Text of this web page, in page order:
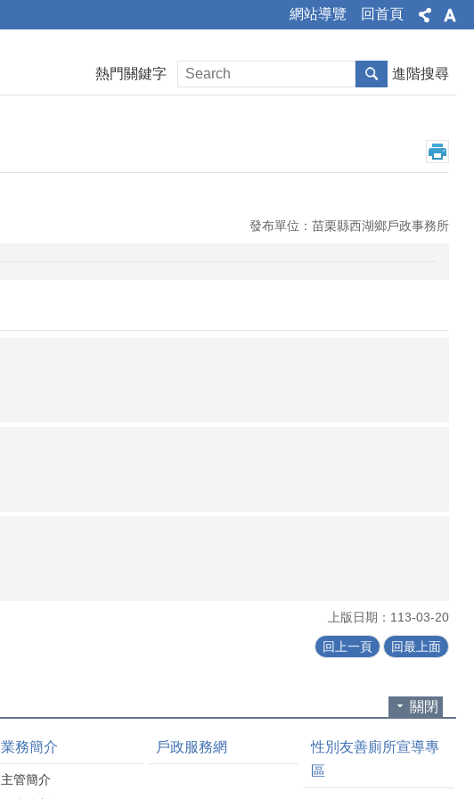
網站導覽 回首頁
熱門關鍵字 進階搜尋
發布單位：苗栗縣西湖鄉戶政事務所
上版日期：113-03-20
回上一頁 回最上面
關閉
業務簡介
主管簡介
戶政服務網
性別友善廁所宣導專
區